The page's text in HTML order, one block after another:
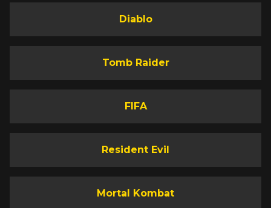
Diablo
Tomb Raider
FIFA
Resident Evil
Mortal Kombat